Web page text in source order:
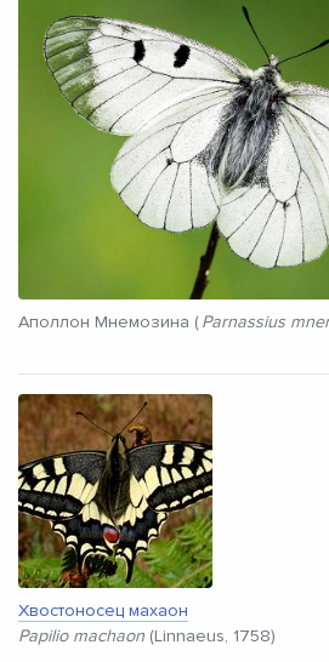
Аполлон Мнемозина (Parnassius
Хвостоносец махаон
Papilio machaon (Linnaeus, 1758)